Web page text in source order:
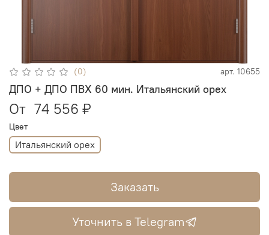
(0) арт. 10655
ДПО + ДПО ПВХ 60 мин. Итальянский орех
От 74 556 ₽
Цвет
Итальянский орех
Заказать
Уточнить в Telegram